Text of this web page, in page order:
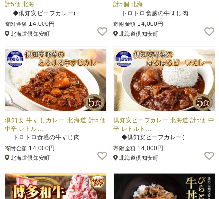
計5個 北海…
◆倶知安ビーフカレー(…
寄附金額 14,000円
北海道倶知安町
計5個 北海…
トロトロ食感の牛すじ肉…
寄附金額 14,000円
北海道倶知安町
倶知安 牛すじカレー 北海道 計5個
中辛 レトル…
トロトロ食感の牛すじ肉…
寄附金額 14,000円
北海道倶知安町
倶知安ビーフカレー 北海道 計5個 中
辛 レトルト…
◆倶知安ビーフカレー(…
寄附金額 14,000円
北海道倶知安町